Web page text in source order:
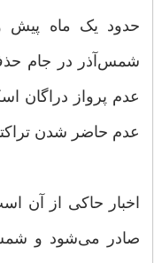
حدود یک ماه پیش
شمس‌آذر در جام
عدم پرواز دراگان
عدم حاضر شدن
اخبار حاکی از آن